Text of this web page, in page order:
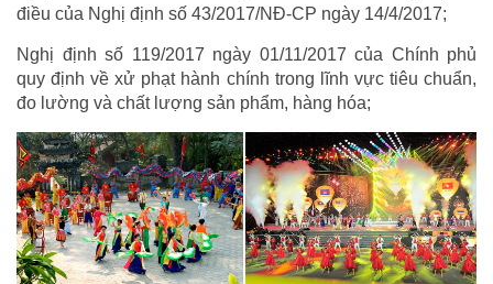
điều của Nghị định số 43/2017/NĐ-CP ngày 14/4/2017;
Nghị định số 119/2017 ngày 01/11/2017 của Chính phủ
quy định về xử phạt hành chính trong lĩnh vực tiêu chuẩn,
đo lường và chất lượng sản phẩm, hàng hóa;